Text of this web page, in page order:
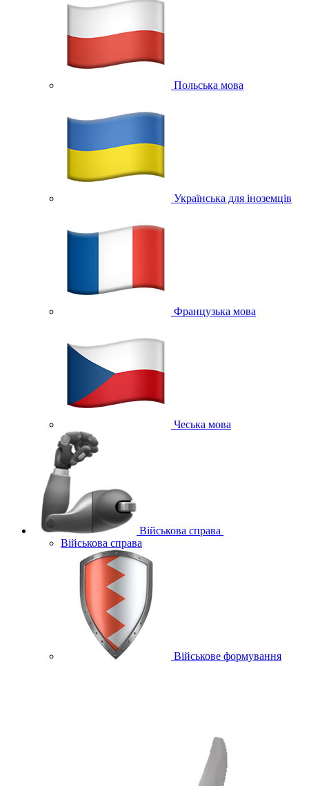
Польська мова
Українська для іноземців
Французька мова
Чеська мова
Військова справа
Військова справа
Військове формування